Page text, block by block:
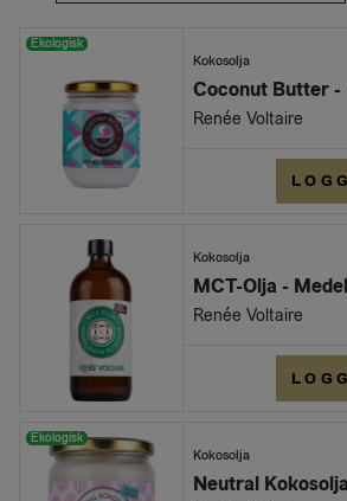
Ekologisk
Kokosolja
Renée Voltaire
Kokosolja
MCT-Olja -
Renée Voltaire
Ekologisk
Kokosolja
Neutral